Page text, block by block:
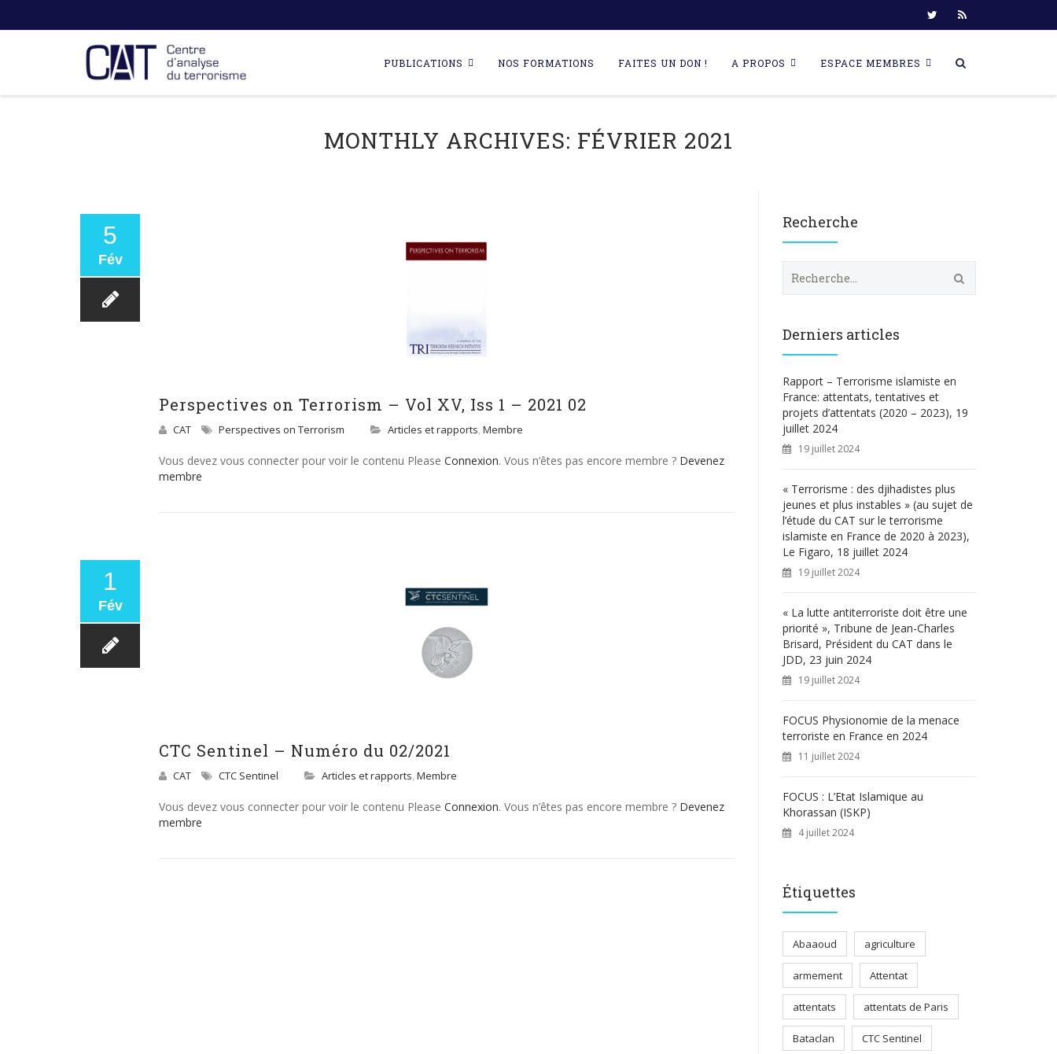
content
PUBLICATIONS NOS FORMATIONS FAITES UN DON ! A PROPOS ESPACE MEMBRES
MONTHLY ARCHIVES: FÉVRIER 2021
5
Fév
Perspectives on Terrorism – Vol XV, Iss 1 – 2021 02
CAT Perspectives on Terrorism Articles et rapports, Membre
Vous devez vous connecter pour voir le contenu Please Connexion. Vous n’êtes pas encore membre ? Devenez
membre
1
Fév
CTC Sentinel – Numéro du 02/2021
CAT CTC Sentinel Articles et rapports, Membre
Vous devez vous connecter pour voir le contenu Please Connexion. Vous n’êtes pas encore membre ? Devenez
membre
Recherche
e
h
e
r
:
Derniers articles
Rapport – Terrorisme islamiste en
France: attentats, tentatives et
projets d’attentats (2020 – 2023), 19
juillet 2024
19 juillet 2024
« Terrorisme : des djihadistes plus
jeunes et plus instables » (au sujet de
l’étude du CAT sur le terrorisme
islamiste en France de 2020 à 2023),
Le Figaro, 18 juillet 2024
19 juillet 2024
« La lutte antiterroriste doit être une
priorité », Tribune de Jean-Charles
Brisard, Président du CAT dans le
JDD, 23 juin 2024
19 juillet 2024
FOCUS Physionomie de la menace
terroriste en France en 2024
11 juillet 2024
FOCUS : L’Etat Islamique au
Khorassan (ISKP)
4 juillet 2024
Étiquettes
Abaaoud agriculture
armement Attentat
attentats attentats de Paris
Bataclan CTC Sentinel